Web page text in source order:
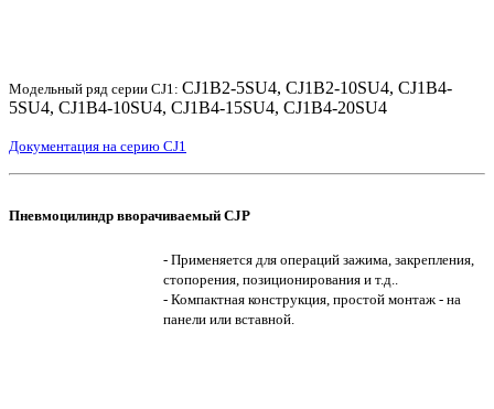
Модельный ряд серии CJ1: CJ1B2-5SU4, CJ1B2-10SU4, CJ1B4-
5SU4, CJ1B4-10SU4, CJ1B4-15SU4, CJ1B4-20SU4
Документация на серию CJ1
Пневмоцилиндр вворачиваемый CJP
- Применяется для операций зажима, закрепления,
стопорения, позиционирования и т.д..
- Компактная конструкция, простой монтаж - на
панели или вставной.